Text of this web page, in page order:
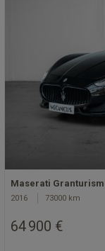
Maserati
2016 73000 km
64 900 €